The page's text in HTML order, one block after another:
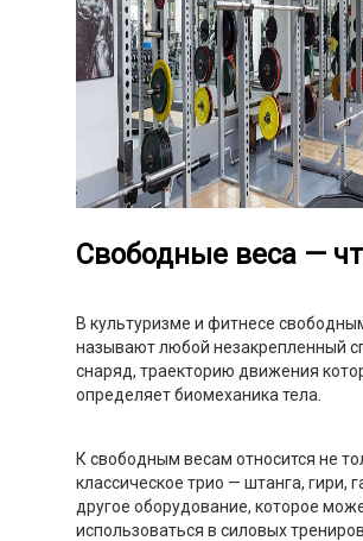
Свободные веса —
В культуризме и фитнесе
называют любой незакрепленный
снаряд, траекторию движения
определяет биомеханика тела.
К свободным весам относится не
классическое трио — штанга, гири,
другое оборудование, которое
использоваться в силовых